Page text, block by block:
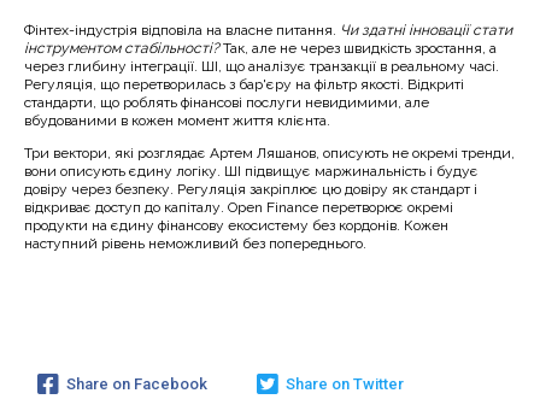
Фінтех-індустрія відповіла на власне питання.
Чи здатні інновації стати
інструментом стабільності?Так, але не через швидкість зростання, а
через глибину інтеграції. ШІ, що аналізує транзакції в реальному часі.
Регуляція, що перетворилась з бар'єру на фільтр якості. Відкриті
стандарти, що роблять фінансові послуги невидимими, але
вбудованими в кожен момент життя клієнта.
Три вектори, які розглядає Артем Ляшанов, описують не окремі тренди,
вони описують єдину логіку. ШІ підвищує маржинальність і будує
довіру через безпеку. Регуляція закріплює цю довіру як стандарт і
відкриває доступ до капіталу. Open Finance перетворює окремі
продукти на єдину фінансову екосистему без кордонів. Кожен
наступний рівень неможливий без попереднього.
Share on Facebook Share on Twitter